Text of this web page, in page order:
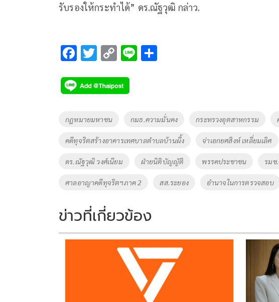
รับรองให้กระทำได้” ดร.ณัฐวุฒิ กล่าว.
F
e
b
o
o
k
T
tt
er
C
p
y
k
Li
Tags
กฎหมายมหาชน กมธ.ความมั่นคง กระทรวงอุตสาหกรรม
คดีทุจริตสร้างอาคารเทศบาลตำบลบ้านผึ้ง จ่าเอกยศสิงห์ เหลี่ยมเลิศ
ดร.ณัฐวุฒิ วงศ์เนียม ฝ่ายนิติบัญญัติ พรรคประชาชน รมช
ศาลอาญาคดีทุจริตฯภาค 2 สส.ระยอง อำนาจในการตรวจสอบ
ข่าวที่เกี่ยวข้อง